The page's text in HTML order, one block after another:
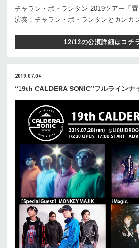
チャラン・ポ・ランタン 2019ツアー「置
演奏：チャラン・ポ・ランタンとカンカ
12/12の公演詳細はコチ
2019.07.04
“19th CALDERA SONIC”フルラインナ